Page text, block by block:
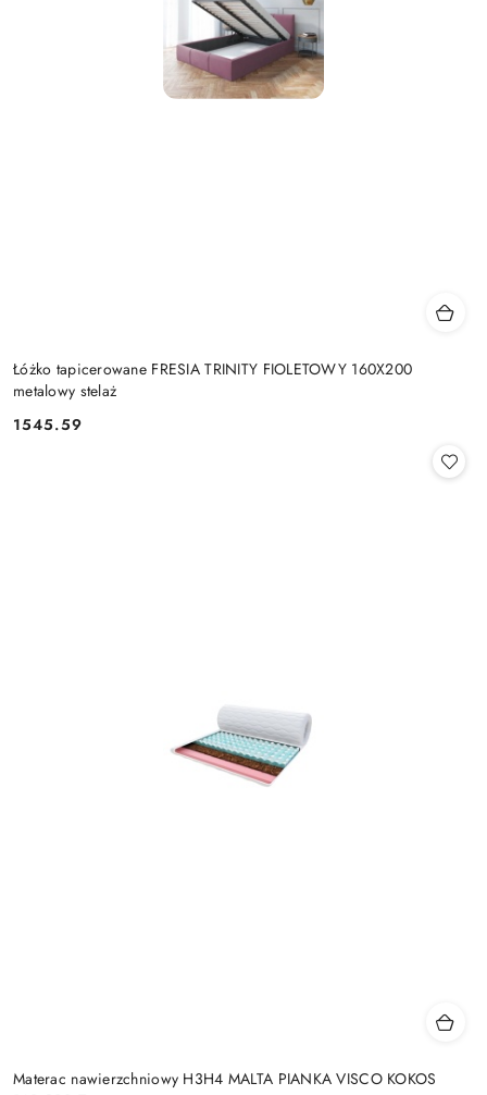
Łóżko tapicerowane FRESIA TRINITY FIOLETOWY 160X200
metalowy stelaż
Cena:
1545.59
Materac nawierzchniowy H3H4 MALTA PIANKA VISCO KOKOS